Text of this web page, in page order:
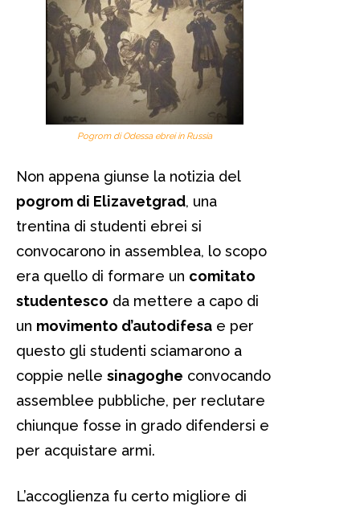
Pogrom di Odessa ebrei in Russia
Non appena giunse la notizia del
pogrom di Elizavetgrad, una
trentina di studenti ebrei si
convocarono in assemblea, lo scopo
era quello di formare un comitato
studentesco da mettere a capo di
un movimento d’autodifesa e per
questo gli studenti sciamarono a
coppie nelle sinagoghe convocando
assemblee pubbliche, per reclutare
chiunque fosse in grado difendersi e
per acquistare armi.
L’accoglienza fu certo migliore di